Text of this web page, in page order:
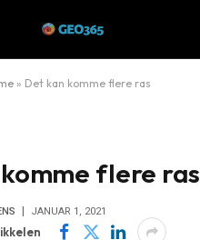
» Det kan komme flere ras
flere ras
JANUAR 1, 2021